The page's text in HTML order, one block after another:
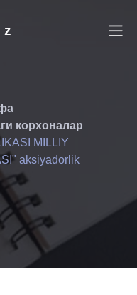
корхоналар
MILLIY
aksiyadorlik